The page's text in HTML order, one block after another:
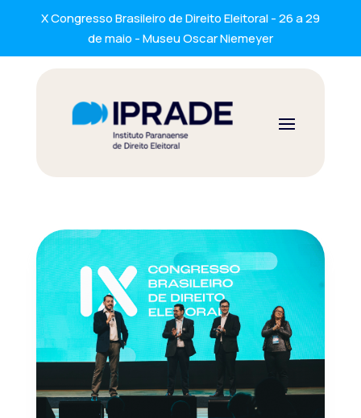
X Congresso Brasileiro de Direito Eleitoral - 26 a 29
de maio - Museu Oscar Niemeyer